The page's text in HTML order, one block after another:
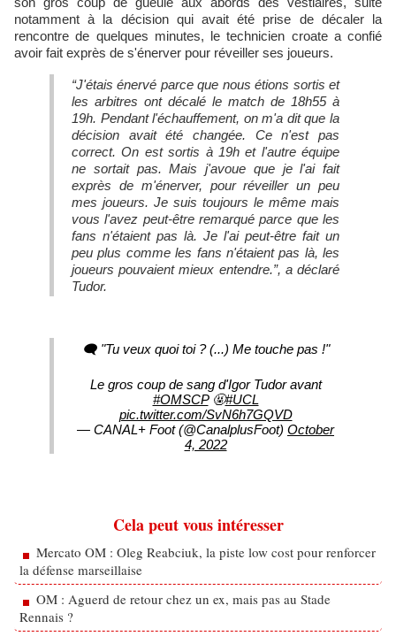
notamment à la décision qui avait été prise de décaler la
rencontre de quelques minutes, le technicien croate a confié
avoir fait exprès de s'énerver pour réveiller ses joueurs.
“J'étais énervé parce que nous étions sortis et
les arbitres ont décalé le match de 18h55 à
19h. Pendant l'échauffement, on m'a dit que la
décision avait été changée. Ce n'est pas
correct. On est sortis à 19h et l'autre équipe
ne sortait pas. Mais j'avoue que je l'ai fait
exprès de m'énerver, pour réveiller un peu
mes joueurs. Je suis toujours le même mais
vous l'avez peut-être remarqué parce que les
fans n'étaient pas là. Je l'ai peut-être fait un
peu plus comme les fans n'étaient pas là, les
joueurs pouvaient mieux entendre.”, a déclaré
Tudor.
🗨️ "Tu veux quoi toi ? (...) Me touche pas !"
Le gros coup de sang d'Igor Tudor avant
#OMSCP🤬#UCL
pic.twitter.com/SvN6h7GQVD
— CANAL+ Foot (@CanalplusFoot) October
4, 2022
Cela peut vous intéresser
Mercato OM : Oleg Reabciuk, la piste low cost pour renforcer
la défense marseillaise
OM : Aguerd de retour chez un ex, mais pas au Stade
Rennais ?